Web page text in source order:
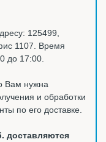
125499,
1107. Время
до 17:00.
Вам нужна
и обработки
по его доставке.
доставляются